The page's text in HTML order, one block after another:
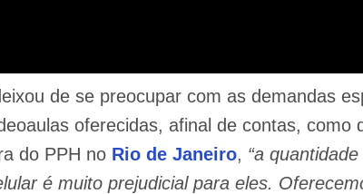
de se preocupar com as demandas
oferecidas, afinal de contas, como
do PPH no Rio de Janeiro, “a
é muito prejudicial para eles.